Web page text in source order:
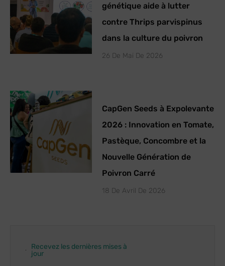
génétique aide à lutter
contre Thrips parvispinus
dans la culture du poivron
26 De Mai De 2026
CapGen Seeds à Expolevante
2026 : Innovation en Tomate,
Pastèque, Concombre et la
Nouvelle Génération de
Poivron Carré
18 De Avril De 2026
Recevez les dernières mises à
jour